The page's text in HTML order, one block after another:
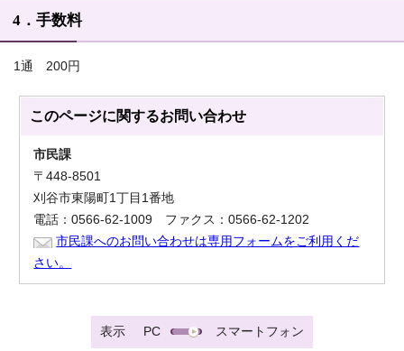
4．手数料
1通 200円
このページに関するお問い合わせ
市民課
〒448-8501
刈谷市東陽町1丁目1番地
電話：0566-62-1009 ファクス：0566-62-1202
市民課へのお問い合わせは専用フォームをご利用くだ
さい。
表示 PC スマートフォン